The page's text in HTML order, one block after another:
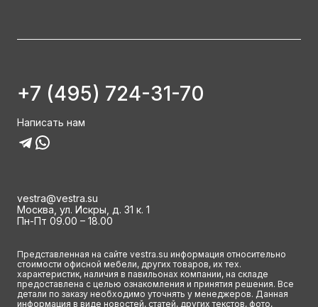
+7 (495) 724-31-70
Написать нам
vestra@vestra.su
Москва, ул. Искры, д. 31 к. 1
Пн-Пт 09.00 – 18.00
Представленная на сайте vestra.su информация относительно
стоимости офисной мебели, других товаров, их тех.
характеристик, наличия в павильонах компании, на складе
предоставлена с целью ознакомления и принятия решения. Все
детали по заказу необходимо уточнять у менеджеров. Данная
информация в виде новостей, статей, других текстов, фото,